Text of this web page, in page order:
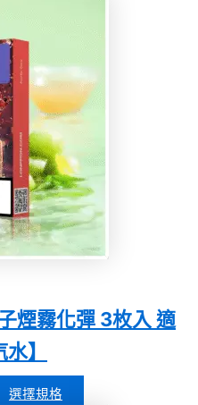
煙霧化彈 3枚入 適
】
選擇規格